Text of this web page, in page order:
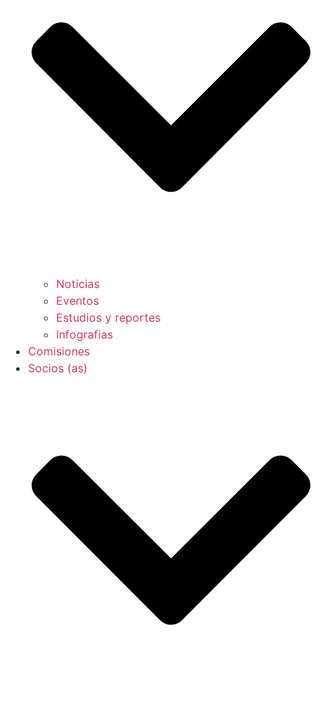
Noticias
Eventos
Estudios y reportes
Infografias
Comisiones
Socios (as)